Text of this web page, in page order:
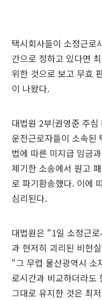
택시회사들이 소정근로
간으로 정하고 있다면
위한 것으로 보고 무효
이 나왔다.
대법원 2부(권영준 주
운전근로자들이 소속된
법에 따른 미지급 임금
제기한 소송에서 원고
로 파기환송했다. 이에
심리된다.
대법원은 “1일 소정근
과 현저히 괴리된 비현
“그 무렵 울산광역시 소
로시간과 비교하더라도
그대로 유지한 것은 최